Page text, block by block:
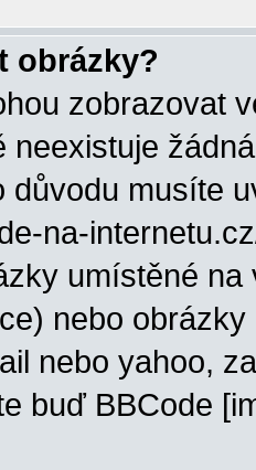
obrázky?
zobrazovat
neexistuje
důvodu musíte
na-
umístěné
nebo
nebo yahoo,
buď BBCode